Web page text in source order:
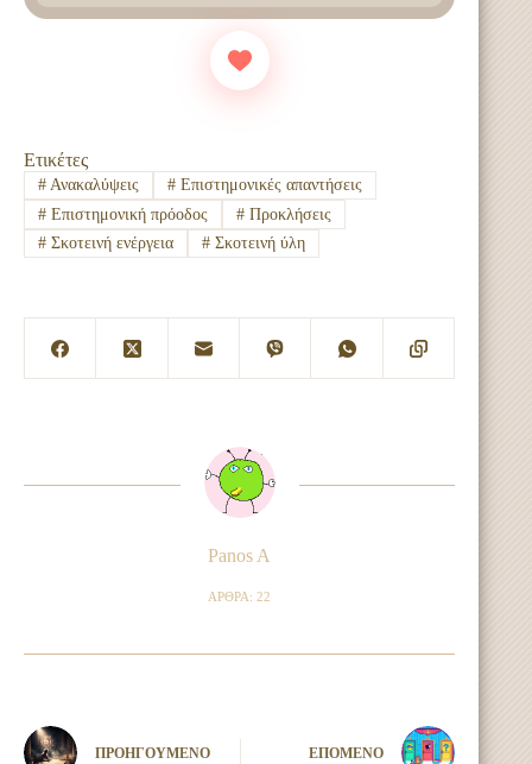
Ετικέτες
#Ανακαλύψεις #Επιστημονικές απαντήσεις
#Επιστημονική πρόοδος #Προκλήσεις
#Σκοτεινή ενέργεια #Σκοτεινή ύλη
Panos A
ΆΡΘΡΑ: 22
ΠΡΟΗΓΟΎΜΕΝΟ ΕΠΌΜΕΝΟ